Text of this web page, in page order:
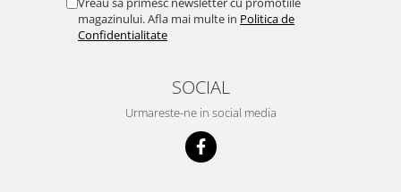
magazinului. Afla mai multe in Politica de
Confidentialitate
SOCIAL
Urmareste-ne in social media